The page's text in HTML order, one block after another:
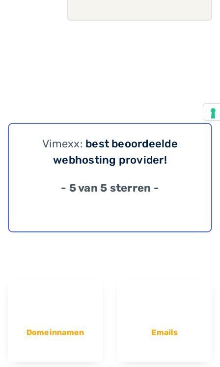
Vimexx: best beoordeelde
webhosting provider!
- 5 van 5 sterren -
Domeinnamen Emails